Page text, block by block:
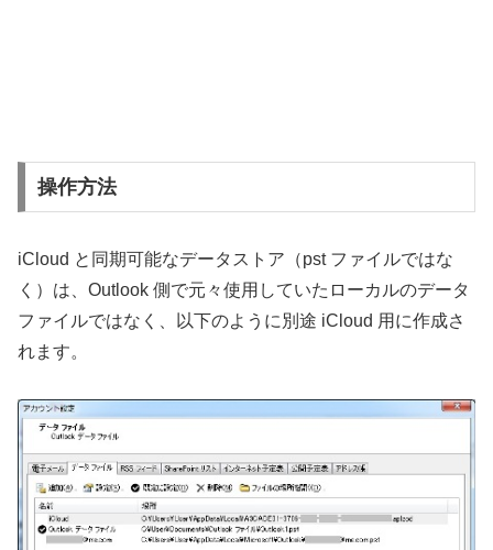
操作方法
iCloud と同期可能なデータストア（pst ファイルではな
く）は、Outlook 側で元々使用していたローカルのデータ
ファイルではなく、以下のように別途 iCloud 用に作成さ
れます。